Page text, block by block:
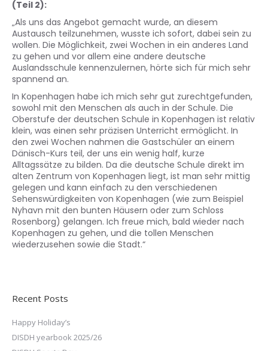
(Teil 2):
„Als uns das Angebot gemacht wurde, an diesem
Austausch teilzunehmen, wusste ich sofort, dabei sein zu
wollen. Die Möglichkeit, zwei Wochen in ein anderes Land
zu gehen und vor allem eine andere deutsche
Auslandsschule kennenzulernen, hörte sich für mich sehr
spannend an.
In Kopenhagen habe ich mich sehr gut zurechtgefunden,
sowohl mit den Menschen als auch in der Schule. Die
Oberstufe der deutschen Schule in Kopenhagen ist relativ
klein, was einen sehr präzisen Unterricht ermöglicht. In
den zwei Wochen nahmen die Gastschüler an einem
Dänisch-Kurs teil, der uns ein wenig half, kurze
Alltagssätze zu bilden. Da die deutsche Schule direkt im
alten Zentrum von Kopenhagen liegt, ist man sehr mittig
gelegen und kann einfach zu den verschiedenen
Sehenswürdigkeiten von Kopenhagen (wie zum Beispiel
Nyhavn mit den bunten Häusern oder zum Schloss
Rosenborg) gelangen. Ich freue mich, bald wieder nach
Kopenhagen zu gehen, und die tollen Menschen
wiederzusehen sowie die Stadt.“
Recent Posts
Happy Holiday’s
DISDH yearbook 2025/26